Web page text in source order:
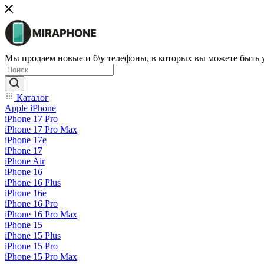
Мы продаем новые и б\у телефоны, в которых вы можете быть
Каталог
Apple iPhone
iPhone 17 Pro
iPhone 17 Pro Max
iPhone 17e
iPhone 17
iPhone Air
iPhone 16
iPhone 16 Plus
iPhone 16e
iPhone 16 Pro
iPhone 16 Pro Max
iPhone 15
iPhone 15 Plus
iPhone 15 Pro
iPhone 15 Pro Max